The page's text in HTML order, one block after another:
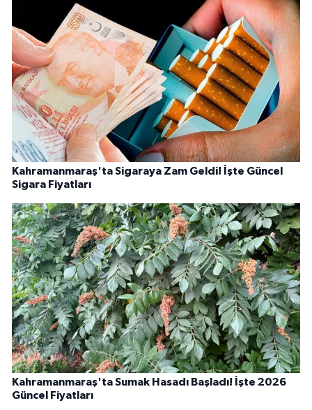
Kahramanmaraş'ta Sigaraya Zam Geldi! İşte Güncel
Sigara Fiyatları
Kahramanmaraş'ta Sumak Hasadı Başladı! İşte 2026
Güncel Fiyatları